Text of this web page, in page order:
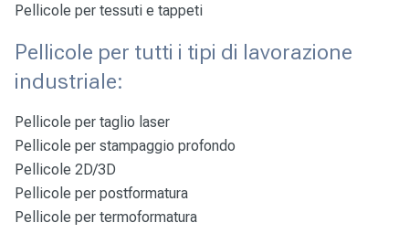
Pellicole per tessuti e tappeti
Pellicole per tutti i tipi di lavorazione
industriale:
Pellicole per taglio laser
Pellicole per stampaggio profondo
Pellicole 2D/3D
Pellicole per postformatura
Pellicole per termoformatura